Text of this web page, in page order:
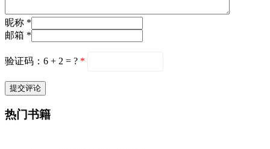
昵称 *
邮箱 *
验证码：6 + 2 = ? *
热门书籍